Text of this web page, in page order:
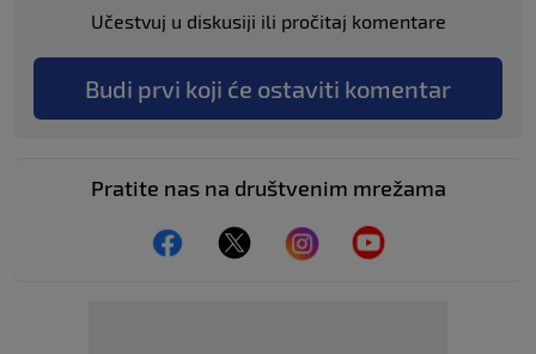
Učestvuj u diskusiji ili pročitaj komentare
Budi prvi koji će ostaviti komentar
Pratite nas na društvenim mrežama